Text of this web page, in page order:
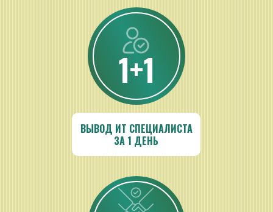
ВЫВОД ИТ СПЕЦИАЛИСТА
ЗА 1 ДЕНЬ
1+1